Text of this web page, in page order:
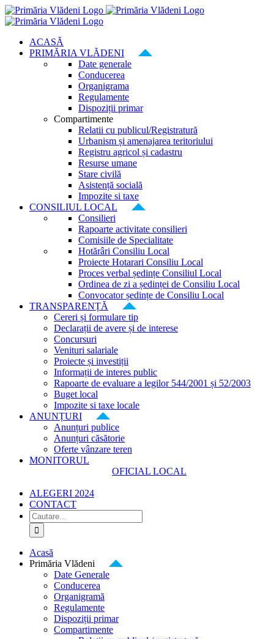
Skip
to
ACASĂ
PRIMĂRIA VLĂDENI
Date generale
Conducerea
Organigrama
Regulamente
Dispoziții primar
Compartimente
Relatii cu publicul/Registratură
Urbanism și amenajarea teritoriului
Registru agricol și cadastru
Resurse umane
Stare civilă
Asistență socială
Impozite si taxe
CONSILIUL LOCAL
Consilieri
Rapoarte activitate consilieri
Comisiile de Specialitate
Hotărâri Consiliu Local
Proiecte Hotarari Consiliu Local
Proces verbal ședințe Consiliul Local
Ordinea de zi a ședinței de Consiliu Local
Convocator ședințe de Consiliu Local
TRANSPARENȚĂ
Cereri și formulare tip
Declarații de avere și de interese
Concursuri
Venituri salariale
Proiecte și investiții
Informații de interes public
Rapoarte de evaluare a legilor 544/2001 și 52/2003
Buget local
Impozite si taxe locale
ANUNȚURI
Anunțuri publice
Anunțuri căsătorie
Oferte vânzare teren
MONITORUL
OFICIAL LOCAL
ALEGERI 2024
CONTACT
Cautare...
Acasă
Primăria Vlădeni
Date Generale
Conducerea
Organigramă
Regulamente
Dispoziții primar
Compartimente